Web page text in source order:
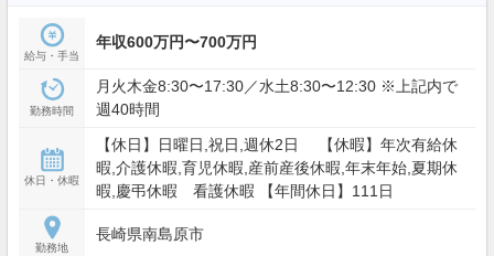
給与・手当
年収600万円〜700万円
勤務時間
月火木金8:30〜17:30／水土8:30〜12:30 ※上記内で
週40時間
休日・休暇
【休日】日曜日,祝日,週休2日 【休暇】年次有給休
暇,介護休暇,育児休暇,産前産後休暇,年末年始,夏期休
暇,慶弔休暇 看護休暇 【年間休日】111日
勤務地
長崎県南島原市